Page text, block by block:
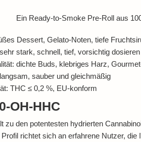
Ein Ready-to-Smoke Pre-Roll aus
Dessert, Gelato-Noten, tiefe
stark, schnell, tief, vorsichtig dosieren
dichte Buds, klebriges Harz,
sauber und gleichmäßig
THC ≤ 0,2 %, EU-konform
OH-HHC
zu den potentesten hydrierten
richtet sich an erfahrene Nutzer,